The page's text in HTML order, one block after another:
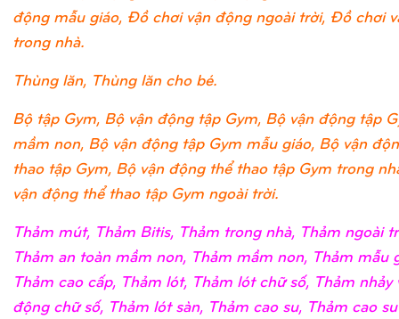
động mẫu giáo, Đồ chơi vận động ngoài trời, Đồ chơi
trong nhà.
Thùng lăn, Thùng lăn cho bé.
Bộ tập Gym, Bộ vận động tập Gym, Bộ vận động tập
mầm non, Bộ vận động tập Gym mẫu giáo, Bộ vận
thao tập Gym, Bộ vận động thể thao tập Gym trong
vận động thể thao tập Gym ngoài trời.
Thảm mút, Thảm Bitis, Thảm trong nhà, Thảm ngoài
Thảm an toàn mầm non, Thảm mầm non, Thảm mẫu
Thảm cao cấp, Thảm lót, Thảm lót chữ số, Thảm nhảy
động chữ số, Thảm lót sàn, Thảm cao su, Thảm cao